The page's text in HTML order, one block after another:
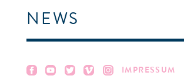
NEWS
IMPRESSUM